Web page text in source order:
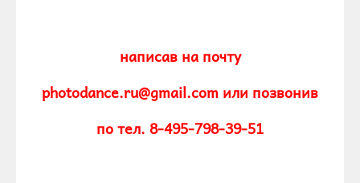
написав на почту
photodance.ru@gmail.com или позвонив
по тел. 8-495-798-39-51